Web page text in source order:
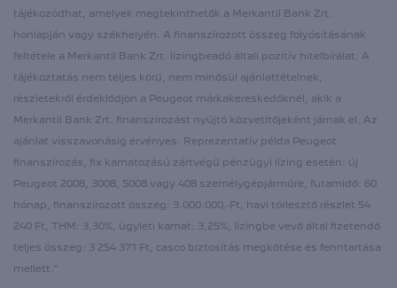
tájékozódhat, amelyek megtekinthetők a Merkantil Bank Zrt.
honlapján vagy székhelyén. A finanszírozott összeg folyósításának
feltétele a Merkantil Bank Zrt. lízingbeadó általi pozitív hitelbírálat. A
tájékoztatás nem teljes körű, nem minősül ajánlattételnek,
részletekről érdeklődjön a Peugeot márkakereskedőknél, akik a
Merkantil Bank Zrt. finanszírozást nyújtó közvetítőjeként járnak el. Az
ajánlat visszavonásig érvényes. Reprezentatív példa Peugeot
finanszírozás, fix kamatozású zártvégű pénzügyi lízing esetén: új
Peugeot 2008, 3008, 5008 vagy 408 személygépjárműre, futamidő: 60
hónap, finanszírozott összeg: 3.000.000,-Ft, havi törlesztő részlet 54
240 Ft, THM: 3,30%, ügyleti kamat: 3,25%, lízingbe vevő által fizetendő
teljes összeg: 3 254 371 Ft, casco biztosítás megkötése és fenntartása
mellett.”